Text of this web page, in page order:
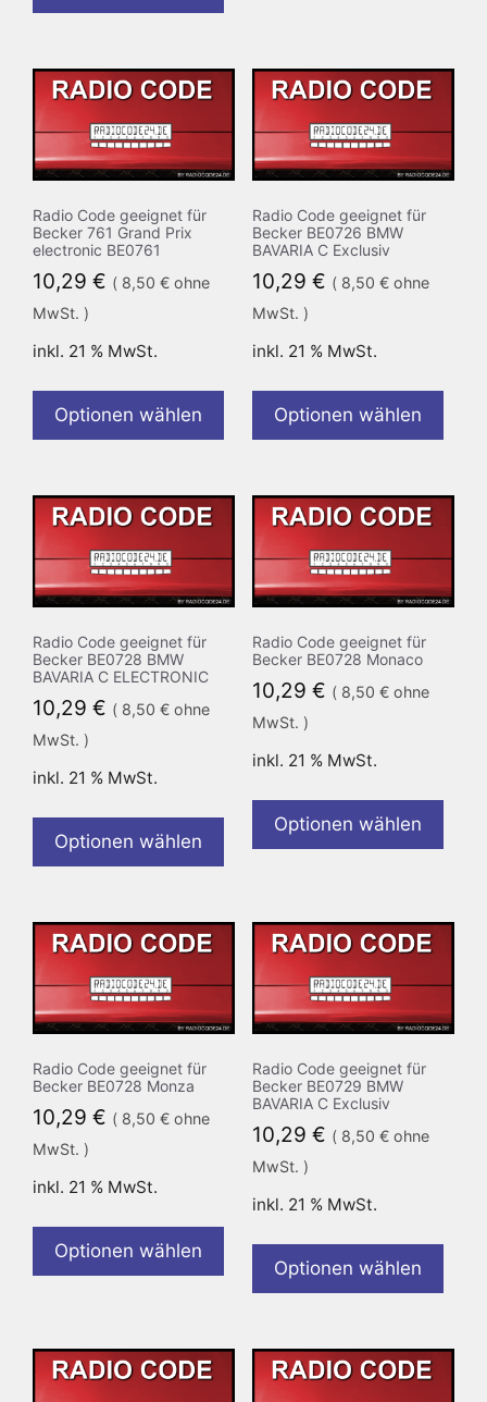
Radio Code geeignet für
Becker 761 Grand Prix
electronic BE0761
10,29 € ( 8,50 € ohne
MwSt. )
inkl. 21 % MwSt.
Optionen wählen
Radio Code geeignet für
Becker BE0726 BMW
BAVARIA C Exclusiv
10,29 € ( 8,50 €ohne
MwSt. )
inkl. 21 % MwSt.
Optionen wählen
Radio Code geeignet für
Becker BE0728 BMW
BAVARIA C ELECTRONIC
10,29 € ( 8,50 € ohne
MwSt. )
inkl. 21 % MwSt.
Optionen wählen
Radio Code geeignet für
Becker BE0728 Monaco
10,29 € ( 8,50 €ohne
MwSt. )
inkl. 21 % MwSt.
Optionen wählen
Radio Code geeignet für
Becker BE0728 Monza
10,29 € ( 8,50 € ohne
MwSt. )
inkl. 21 % MwSt.
Optionen wählen
Radio Code geeignet für
Becker BE0729 BMW
BAVARIA C Exclusiv
10,29 € ( 8,50 €ohne
MwSt. )
inkl. 21 % MwSt.
Optionen wählen